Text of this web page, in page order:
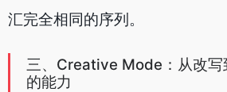
汇完全相同的序列。
三、Creative Mode：从改写
的能力